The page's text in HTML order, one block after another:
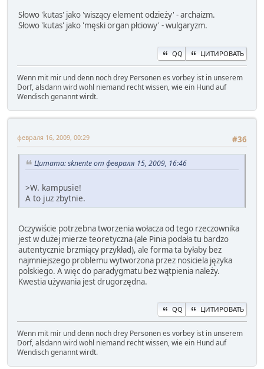
Słowo 'kutas' jako 'wiszący element odzieży' - archaizm.
Słowo 'kutas' jako 'męski organ płciowy' - wulgaryzm.
QQ ЦИТИРОВАТЬ
Wenn mit mir und denn noch drey Personen es vorbey ist in unserem
Dorf, alsdann wird wohl niemand recht wissen, wie ein Hund auf
Wendisch genannt wirdt.
#36
февраля 16, 2009, 00:29
Цитата: sknente от февраля 15, 2009, 16:46
>W. kampusie!
A to juz zbytnie.
Oczywiście potrzebna tworzenia wołacza od tego rzeczownika
jest w dużej mierze teoretyczna (ale Pinia podała tu bardzo
autentycznie brzmiący przykład), ale forma ta byłaby bez
najmniejszego problemu wytworzona przez nosiciela języka
polskiego. A więc do paradygmatu bez wątpienia należy.
Kwestia używania jest drugorzędna.
QQ ЦИТИРОВАТЬ
Wenn mit mir und denn noch drey Personen es vorbey ist in unserem
Dorf, alsdann wird wohl niemand recht wissen, wie ein Hund auf
Wendisch genannt wirdt.